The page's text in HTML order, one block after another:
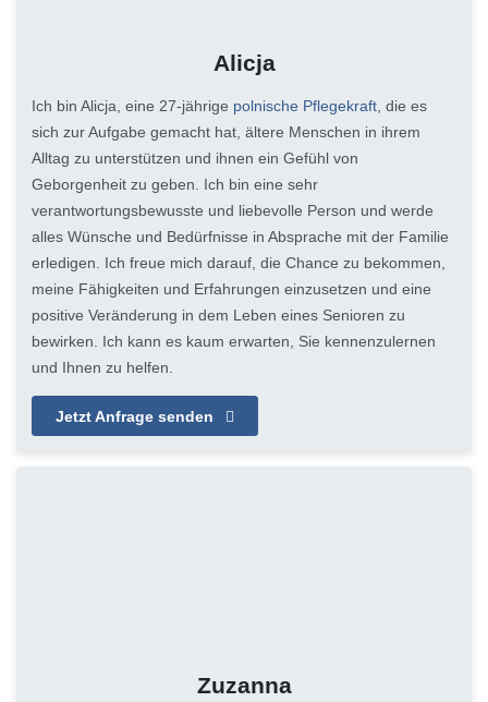
Alicja
Ich bin Alicja, eine 27-jährige polnische Pflegekraft, die es
sich zur Aufgabe gemacht hat, ältere Menschen in ihrem
Alltag zu unterstützen und ihnen ein Gefühl von
Geborgenheit zu geben. Ich bin eine sehr
verantwortungsbewusste und liebevolle Person und werde
alles Wünsche und Bedürfnisse in Absprache mit der Familie
erledigen. Ich freue mich darauf, die Chance zu bekommen,
meine Fähigkeiten und Erfahrungen einzusetzen und eine
positive Veränderung in dem Leben eines Senioren zu
bewirken. Ich kann es kaum erwarten, Sie kennenzulernen
und Ihnen zu helfen.
Jetzt Anfrage senden
Zuzanna